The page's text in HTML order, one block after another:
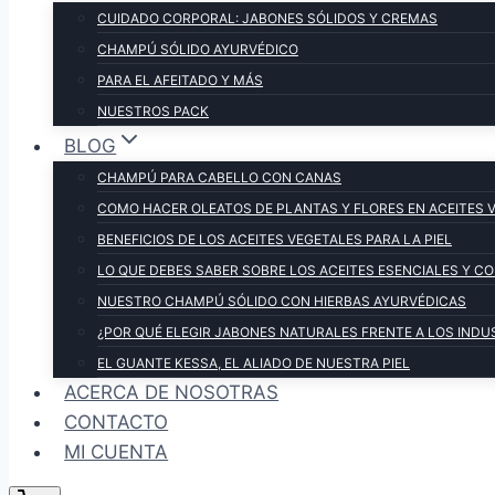
CUIDADO CORPORAL: JABONES SÓLIDOS Y CREMAS
CHAMPÚ SÓLIDO AYURVÉDICO
PARA EL AFEITADO Y MÁS
NUESTROS PACK
BLOG
CHAMPÚ PARA CABELLO CON CANAS
COMO HACER OLEATOS DE PLANTAS Y FLORES EN ACEITES
BENEFICIOS DE LOS ACEITES VEGETALES PARA LA PIEL
LO QUE DEBES SABER SOBRE LOS ACEITES ESENCIALES Y
NUESTRO CHAMPÚ SÓLIDO CON HIERBAS AYURVÉDICAS
¿POR QUÉ ELEGIR JABONES NATURALES FRENTE A LOS
EL GUANTE KESSA, EL ALIADO DE NUESTRA PIEL
ACERCA DE NOSOTRAS
CONTACTO
MI CUENTA